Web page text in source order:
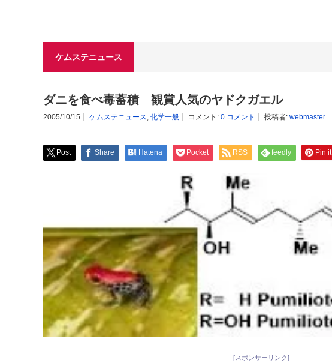
ケムステニュース
ダニを食べ毒蓄積 観賞人気のヤドクガエル
2005/10/15 ケムステニュース, 化学一般 コメント: 0 コメント 投稿者: webmaster
Post Share Hatena Pocket RSS feedly Pin it
[スポンサーリンク]